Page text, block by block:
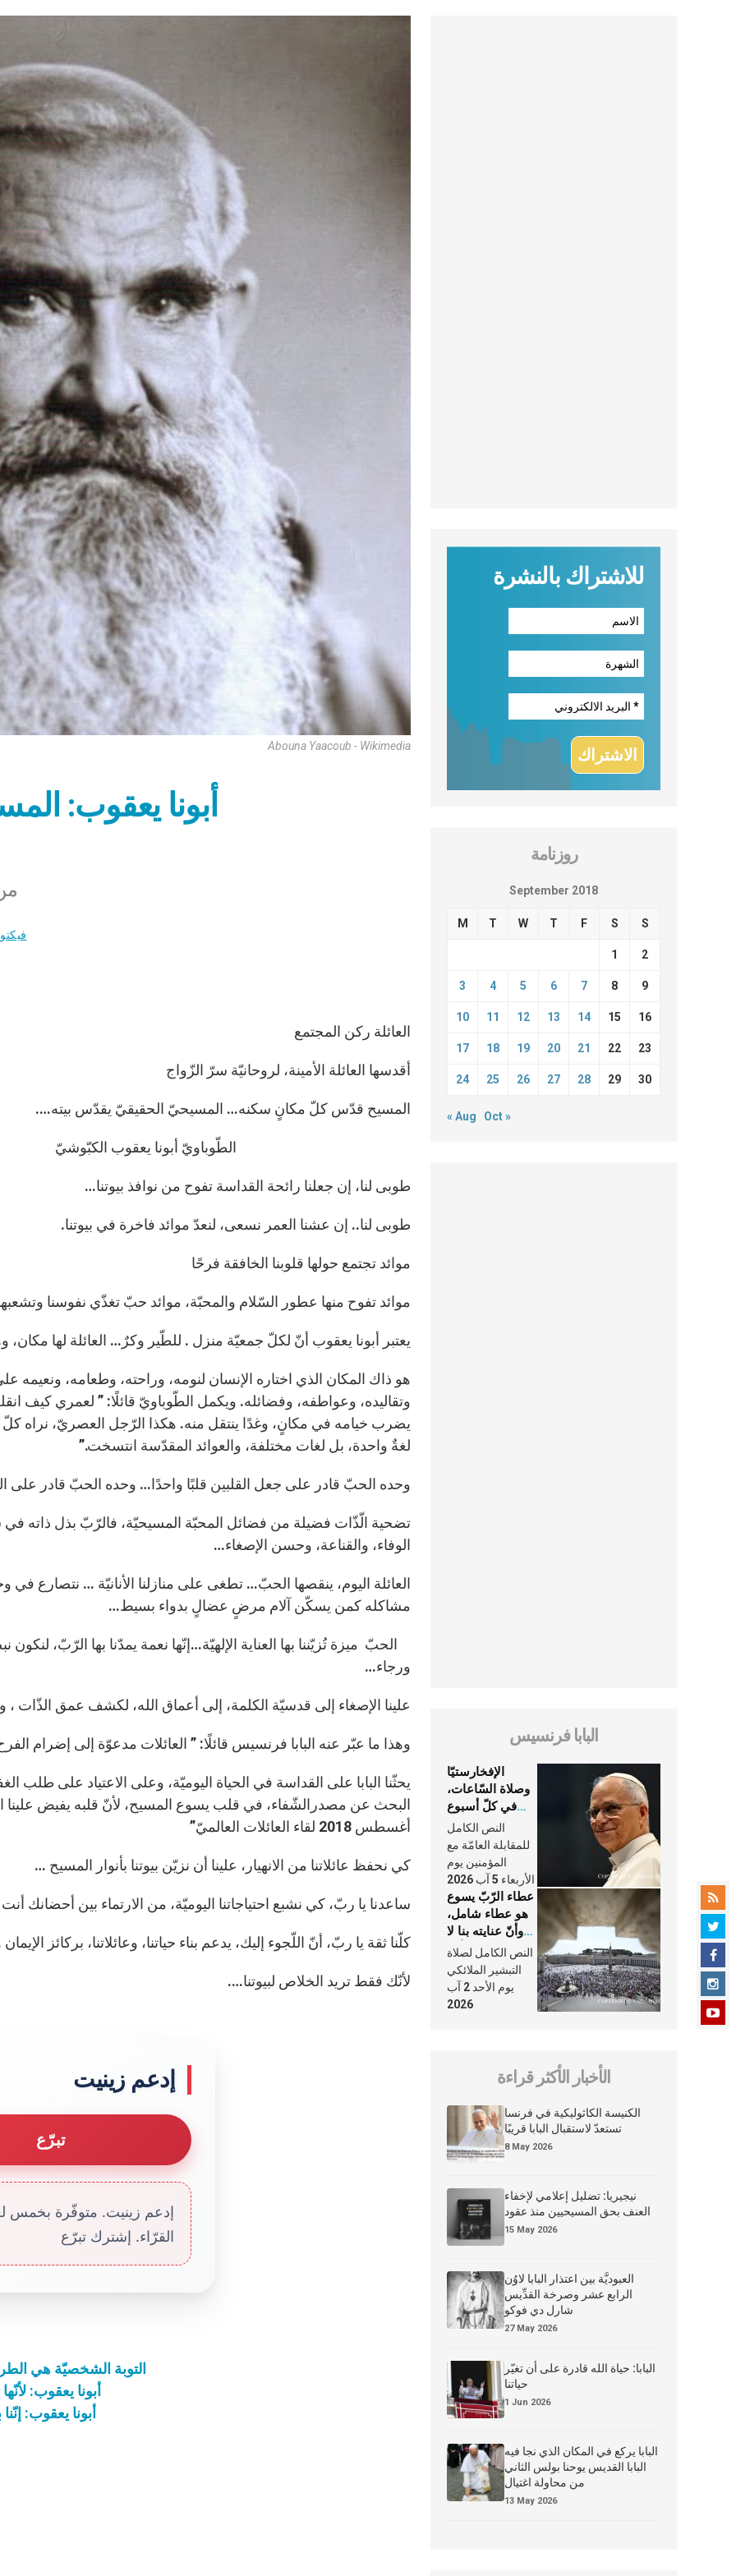
Abouna Yaacoub - Wikimedia
أبونا يعقوب:
العائلة ركن المجتمع
أقدسها العائلة الأمينة، لروحانيّة سرّ الزّواج
المسيح قدّس كلّ مكانٍ سكنه… المسيحيّ الحقيقيّ يقدّس بيته….
الطّوباويّ أبونا يعقوب الكبّوشيّ
طوبى لنا، إن جعلنا رائحة القداسة تفوح من نوافذ بيوتنا…
طوبى لنا.. إن عشنا العمر نسعى، لنعدّ موائد فاخرة في بيوتنا.
موائد تجتمع حولها قلوبنا الخافقة فرحًا
موائد تفوح منها عطور السّلام والمحبّة، موائد حبّ تغذّي نفوسنا
يعتبر أبونا يعقوب أنّ لكلّ جمعيّة منزل . للطّير وكرٌ… العائلة لها مكان،
هو ذاك المكان الذي اختاره الإنسان لنومه، وراحته، وطعامه، ونعيمه
وتقاليده، وعواطفه، وفضائله. ويكمل الطّوباويّ قائلًا: ” لعمري كيف
يضرب خيامه في مكانٍ، وغدًا ينتقل منه. هكذا الرّجل العصريّ، نراه كلّ
لغةٌ واحدة، بل لغات مختلفة، والعوائد المقدّسة انتسخت.”
وحده الحبّ قادر على جعل القلبين قلبًا واحدًا… وحده الحبّ قادر على
تضحية الّذّات فضيلة من فضائل المحبّة المسيحيّة، فالرّبّ بذل ذاته في
الوفاء، والقناعة، وحسن الإصغاء…
العائلة اليوم، ينقصها الحبّ… تطغى على منازلنا الأنانيّة … نتصارع في
مشاكله كمن يسكّن آلام مرضٍ عضالٍ بدواء بسيط…
الحبّ ميزة تُزيّننا بها العناية الإلهيّة…إنّها نعمة يمدّنا بها الرّبّ،
ورجاء…
علينا الإصغاء إلى قدسيّة الكلمة، إلى أعماق الله، لكشف عمق الذّات
وهذا ما عبّر عنه البابا فرنسيس قائلًا: ” العائلات مدعوّة إلى إضرام
يحثّنا البابا على القداسة في الحياة اليوميّة، وعلى الاعتياد على طلب
أغسطس 2018 لقاء العائلات العالميّ”
كي نحفظ عائلاتنا من الانهيار، علينا أن نزيّن بيوتنا بأنوار المسيح …
ساعدنا يا ربّ، كي نشبع احتياجاتنا اليوميّة، من الارتماء بين أحضانك
كلّنا ثقة يا ربّ، أنّ اللّجوء إليك، يدعم بناء حياتنا، وعائلاتنا، بركائز
لأنّك فقط تريد الخلاص لبيوتنا….
إدعم زينيت
تبرّع
إدعم زينيت. متوفّرة بخمس
القرّاء. إشترك تبرّع
التوبة الشخصيّة هي
أبونا يعقوب:
أبونا يعقوب:
للاشتراك بالنشرة
روزنامة
September 2018
M T W T F S S
1 2
3 4 5 6 7 8 9
10 11 12 13 14 15 16
17 18 19 20 21 22 23
24 25 26 27 28 29 30
« Aug Oct »
البابا فرنسيس
الإفخارستيّا
وصلاة السّاعات،
في كلّ أسبوع
وكلّ يوم، هما
النَّفَس في حياة
الكنيسة
النص الكامل
للمقابلة العامّة مع
المؤمنين يوم
الأربعاء 5 آب 2026
عطاء الرّبّ يسوع
هو عطاء شامل،
وأنّ عنايته بنا لا
تغيب عنّا أبدًا
النص الكامل لصلاة
التبشير الملائكي
يوم الأحد 2 آب
2026
الأخبار الأكثر قراءة
الكنيسة الكاثوليكية في فرنسا
تستعدّ لاستقبال البابا قريبًا
8 May 2026
نيجيريا: تضليل إعلامي لإخفاء
العنف بحق المسيحيين منذ عقود
15 May 2026
العبوديَّة بين اعتذار البابا لاوُن
الرابع عشر وصرخة القدِّيس
شارل دي فوكو
27 May 2026
البابا: حياة الله قادرة على أن تغيّر
حياتنا
1 Jun 2026
البابا يركع في المكان الذي نجا فيه
البابا القديس يوحنا بولس الثاني
من محاولة اغتيال
13 May 2026